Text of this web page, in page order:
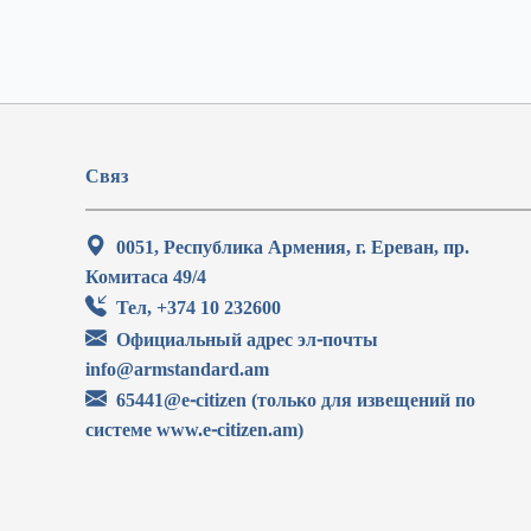
Связ
0051, Республика Армения, г. Ереван, пр.
Комитаса 49/4
Тел, +374 10 232600
Официальный адрес эл-почты
info@armstandard.am
65441@e-citizen (только для извещений по
системе www.e-citizen.am)